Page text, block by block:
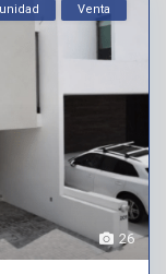
26
Venta